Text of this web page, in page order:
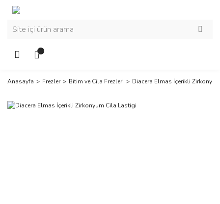
Anasayfa Frezler Bitim ve Cila Frezleri Diacera Elmas İçerikli